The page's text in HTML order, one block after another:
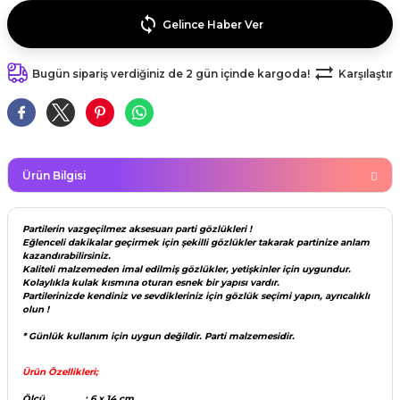
Veda Parti Malzemeleri
Süsleri (Halloween)
Günü
VE NİKAH Şekeri SARF
dişim
Maskeleri
süsleri
modelleri (süslü
Malzemeleri
Taş Baskı Ürünleri
Ürünleri
Gelince Haber Ver
Bugün sipariş verdiğiniz de 2 gün içinde kargoda! Karşılaştır
Ürün Bilgisi
Partilerin vazgeçilmez aksesuarı parti gözlükleri !
Eğlenceli dakikalar geçirmek için şekilli gözlükler takarak partinize anlam
kazandırabilirsiniz.
Kaliteli malzemeden imal edilmiş gözlükler, yetişkinler için uygundur.
Kolaylıkla kulak kısmına oturan esnek bir yapısı vardır.
Partilerinizde kendiniz ve sevdikleriniz için gözlük seçimi yapın, ayrıcalıklı
olun !
* Günlük kullanım için uygun değildir. Parti malzemesidir.
Ürün Özellikleri;